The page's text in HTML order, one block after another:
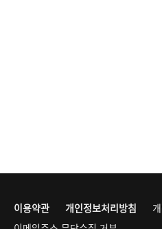
이용약관 개인정보처리방침